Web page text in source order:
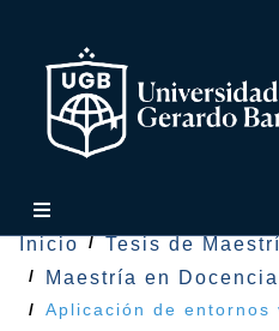
Inicio
Tesis de
Maestría en
Aplicación de